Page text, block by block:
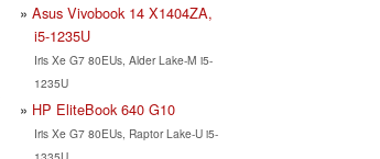
Asus Vivobook 14 X1404ZA,
i5-1235U
Iris Xe G7 80EUs, Alder Lake-M i5-
1235U
HP EliteBook 640 G10
Iris Xe G7 80EUs, Raptor Lake-U i5-